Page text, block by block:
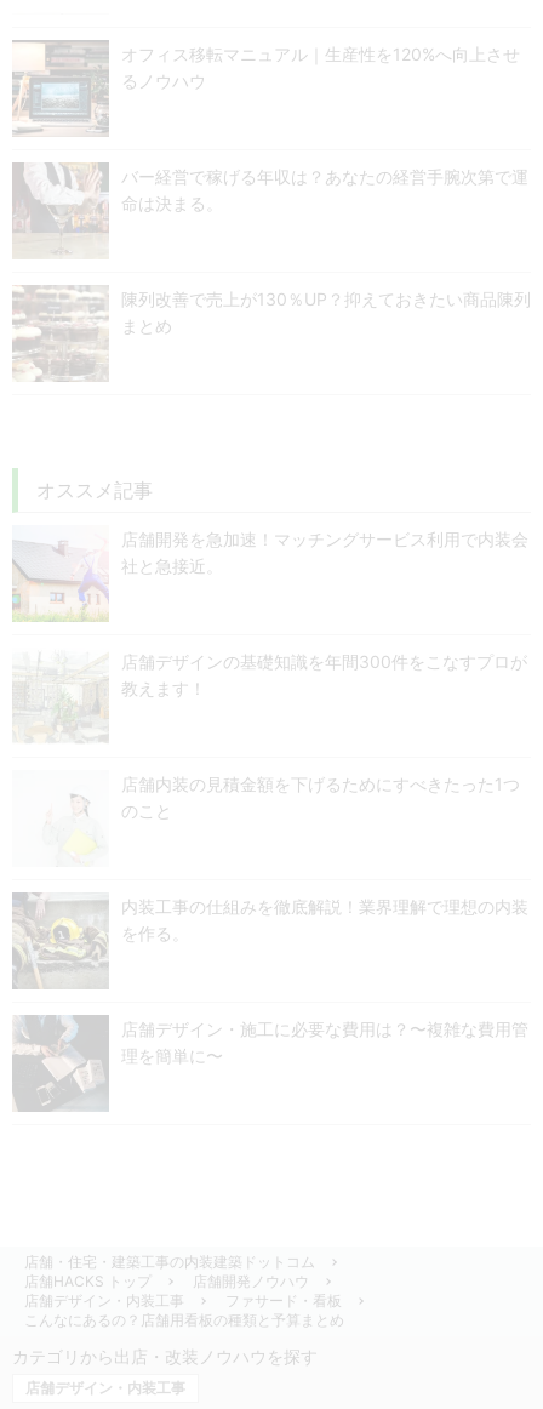
オフィス移転マニュアル｜生産性を120%へ向上させ
るノウハウ
バー経営で稼げる年収は？あなたの経営手腕次第で運
命は決まる。
陳列改善で売上が130％UP？抑えておきたい商品陳列
まとめ
オススメ記事
店舗開発を急加速！マッチングサービス利用で内装会
社と急接近。
店舗デザインの基礎知識を年間300件をこなすプロが
教えます！
店舗内装の見積金額を下げるためにすべきたった1つ
のこと
内装工事の仕組みを徹底解説！業界理解で理想の内装
を作る。
店舗デザイン・施工に必要な費用は？〜複雑な費用管
理を簡単に〜
店舗・住宅・建築工事の内装建築ドットコム
店舗HACKS トップ
店舗開発ノウハウ
店舗デザイン・内装工事
ファサード・看板
こんなにあるの？店舗用看板の種類と予算まとめ
カテゴリから出店・改装ノウハウを探す
店舗デザイン・内装工事